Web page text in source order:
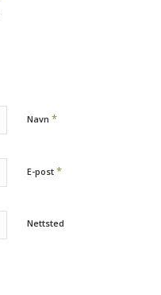
Navn *
E-post *
Nettsted